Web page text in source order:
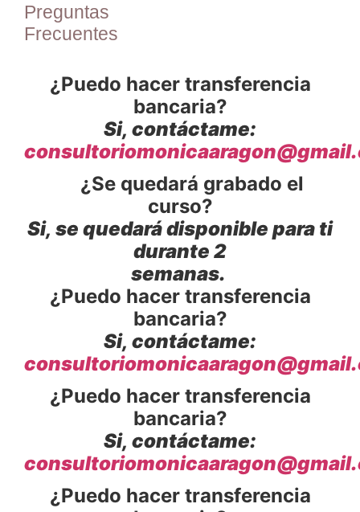
Preguntas
Frecuentes
¿Puedo hacer transferencia
bancaria?
Si, contáctame:
¿Se quedará grabado el
curso?
Si, se quedará disponible para ti
durante 2
semanas.
¿Puedo hacer transferencia
bancaria?
Si, contáctame:
¿Puedo hacer transferencia
bancaria?
Si, contáctame:
¿Puedo hacer transferencia